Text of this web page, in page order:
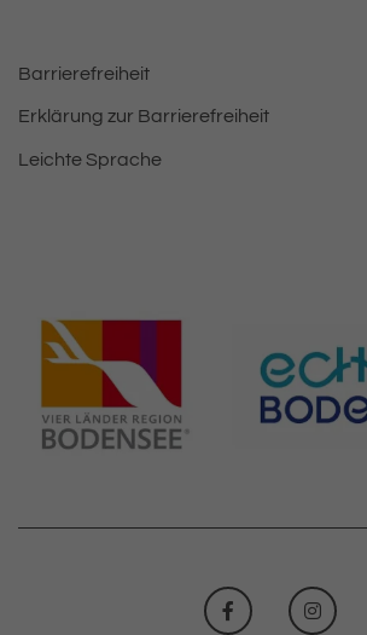
Barrierefreiheit
Erklärung zur Barrierefreiheit
Leichte Sprache
FACEBOOK